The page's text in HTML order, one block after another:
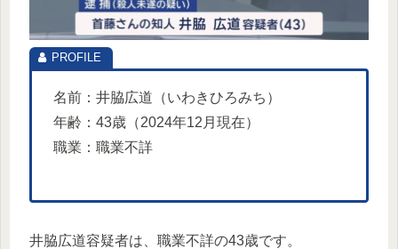
名前：井脇広道（いわきひろみち）
年齢：43歳（2024年12月現在）
職業：職業不詳
井脇広道容疑者は、職業不詳の43歳です。